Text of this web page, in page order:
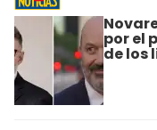
por el
de los